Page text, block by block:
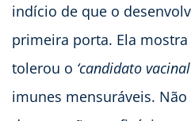
indício de que o
primeira porta. Ela
tolerou o ‘candidato
imunes mensuráveis.